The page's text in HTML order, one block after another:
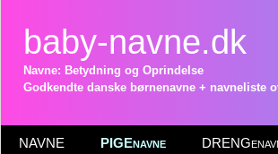
baby-navne.dk
Navne: Betydning og Oprindelse
Godkendte danske børnenavne +
NAVNE PIGEnavne